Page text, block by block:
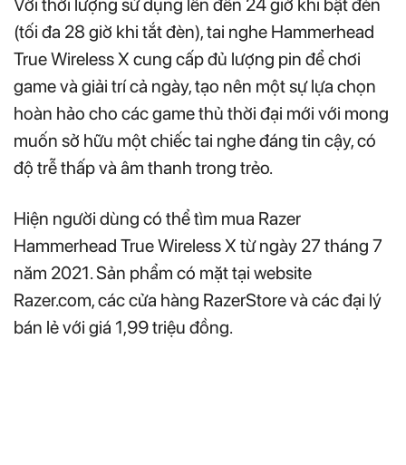
Với thời lượng sử dụng lên đến 24 giờ khi bật đèn
(tối đa 28 giờ khi tắt đèn), tai nghe Hammerhead
True Wireless X cung cấp đủ lượng pin để chơi
game và giải trí cả ngày, tạo nên một sự lựa chọn
hoàn hảo cho các game thủ thời đại mới với mong
muốn sở hữu một chiếc tai nghe đáng tin cậy, có
độ trễ thấp và âm thanh trong trẻo.
Hiện người dùng có thể tìm mua Razer
Hammerhead True Wireless X từ ngày 27 tháng 7
năm 2021. Sản phẩm có mặt tại website
Razer.com, các cửa hàng RazerStore và các đại lý
bán lẻ với giá 1,99 triệu đồng.